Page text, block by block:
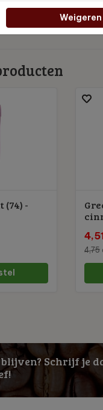
tea
(74) -
4,75
blijven? Schrijf je
Weigeren